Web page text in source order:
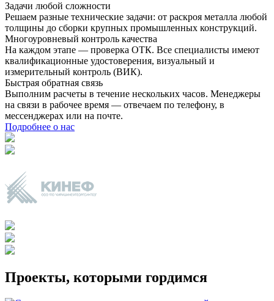
Задачи любой сложности
Решаем разные технические задачи: от раскроя металла любой
толщины до сборки крупных промышленных конструкций.
Многоуровневый контроль качества
На каждом этапе — проверка ОТК. Все специалисты имеют
квалификационные удостоверения, визуальный и
измерительный контроль (ВИК).
Быстрая обратная связь
Выполним расчеты в течение нескольких часов. Менеджеры
на связи в рабочее время — отвечаем по телефону, в
мессенджерах или на почте.
Подробнее о нас
Проекты, которыми гордимся